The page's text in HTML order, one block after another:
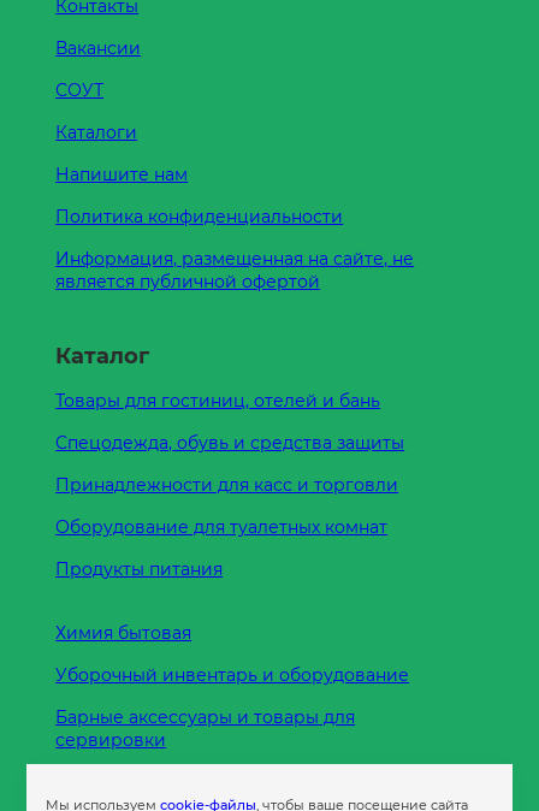
Контакты
Вакансии
СОУТ
Каталоги
Напишите нам
Политика конфиденциальности
Информация, размещенная на сайте, не
является публичной офертой
Каталог
Товары для гостиниц, отелей и бань
Спецодежда, обувь и средства защиты
Принадлежности для касс и торговли
Оборудование для туалетных комнат
Продукты питания
Химия бытовая
Уборочный инвентарь и оборудование
Барные аксессуары и товары для
сервировки
Мы используемcookie-файлы, чтобы ваше посещение сайта